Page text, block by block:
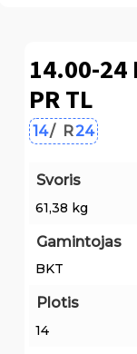
14.00-24
PR TL
14/ R24
Svoris
61,38 kg
Gamintojas
BKT
Plotis
14